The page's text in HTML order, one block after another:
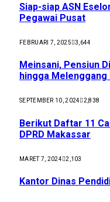
Siap-siap ASN
Pegawai Pusat
FEBRUARI 7, 2025 3,644
Meinsani, Pensiun
hingga
SEPTEMBER 10, 2024 2,838
Berikut Daftar 11
DPRD Makassar
MARET 7, 2024 2,103
Kantor Dinas